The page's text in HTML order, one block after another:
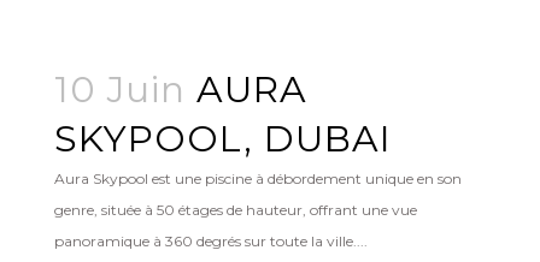
10 Juin AURA
SKYPOOL, DUBAI
Aura Skypool est une piscine à débordement unique en son
genre, située à 50 étages de hauteur, offrant une vue
panoramique à 360 degrés sur toute la ville....